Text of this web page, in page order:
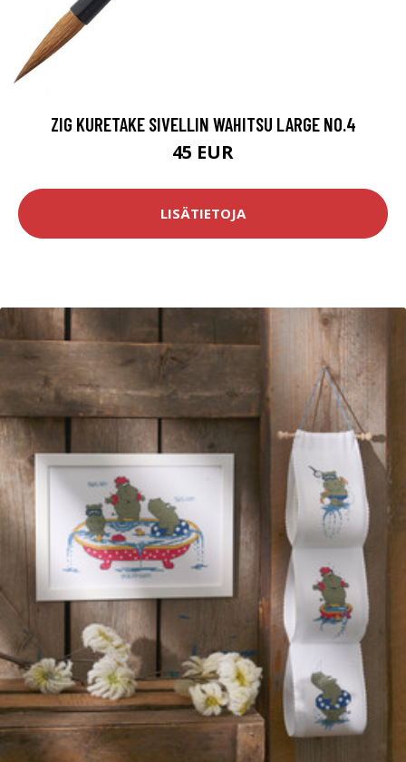
ZIG KURETAKE SIVELLIN WAHITSU LARGE NO.4
45 EUR
LISÄTIETOJA